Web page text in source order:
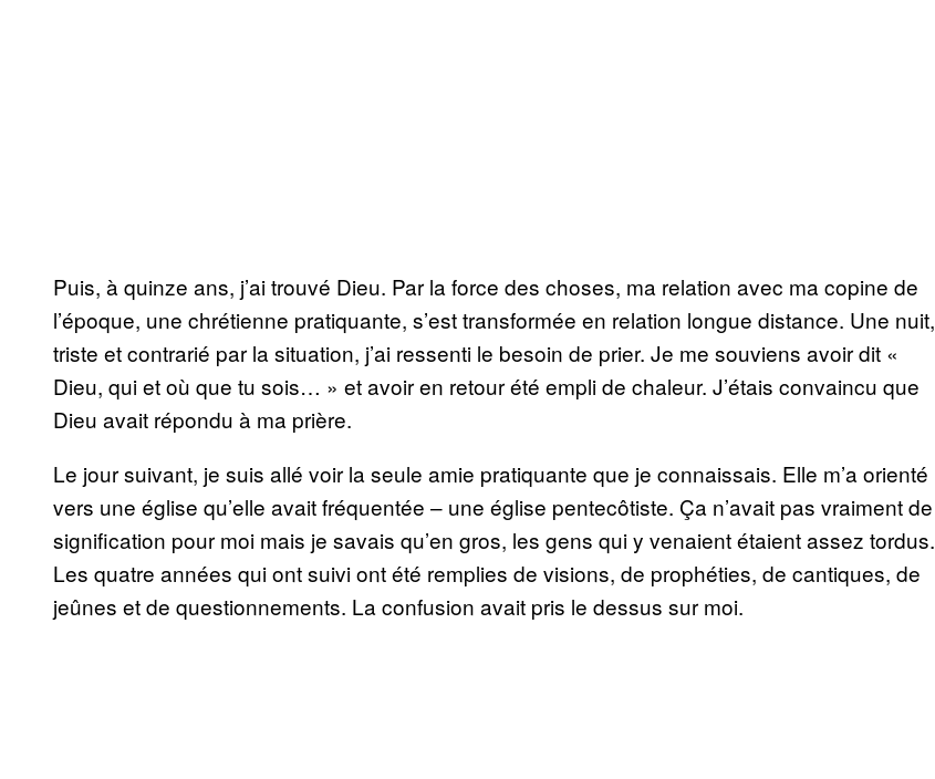
Puis, à quinze ans, j’ai trouvé Dieu. Par la force des choses, ma relation avec ma copine de
l’époque, une chrétienne pratiquante, s’est transformée en relation longue distance. Une nuit,
triste et contrarié par la situation, j’ai ressenti le besoin de prier. Je me souviens avoir dit «
Dieu, qui et où que tu sois… » et avoir en retour été empli de chaleur. J’étais convaincu que
Dieu avait répondu à ma prière.
Le jour suivant, je suis allé voir la seule amie pratiquante que je connaissais. Elle m’a orienté
vers une église qu’elle avait fréquentée – une église pentecôtiste. Ça n’avait pas vraiment de
signification pour moi mais je savais qu’en gros, les gens qui y venaient étaient assez tordus.
Les quatre années qui ont suivi ont été remplies de visions, de prophéties, de cantiques, de
jeûnes et de questionnements. La confusion avait pris le dessus sur moi.